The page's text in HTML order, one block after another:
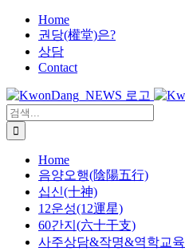
건
너
뛰
기
Home
권당(權堂)은?
상담
Contact
검
색:
Home
음양오행(陰陽五行)
십신(十神)
12운성(12運星)
60간지(六十干支)
사주상담&작명&역학교육